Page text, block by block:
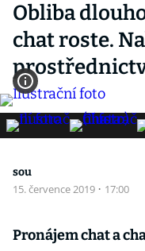
Obliba
chat roste.
sou
15. července 2019 · 17:00
Pronájem chat a